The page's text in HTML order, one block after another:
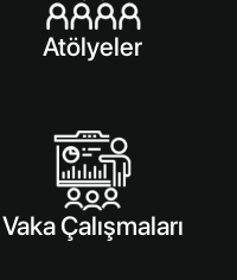
Atölyeler
Vaka Çalışmaları